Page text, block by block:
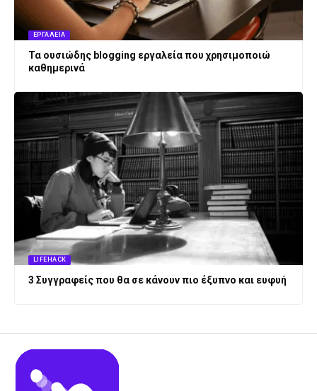
ΕΡΓΑΛΕΊΑ
Τα ουσιώδης blogging εργαλεία που χρησιμοποιώ
καθημερινά
LIFEHACK
3 Συγγραφείς που θα σε κάνουν πιο έξυπνο και ευφυή